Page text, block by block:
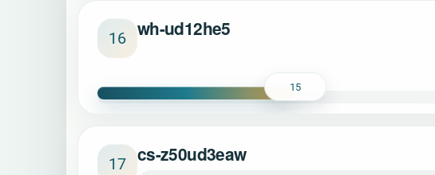
16 wh-ud12he5
15
17 cs-z50ud3eaw